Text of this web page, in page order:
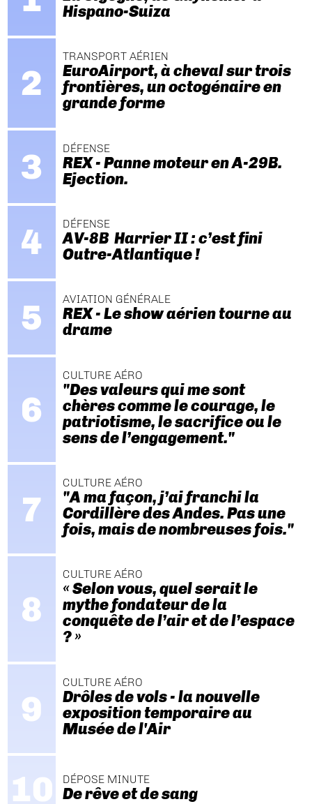
Hispano-Suiza
TRANSPORT AÉRIEN
EuroAirport, à cheval sur trois
frontières, un octogénaire en
grande forme
DÉFENSE
REX - Panne moteur en A-29B.
Ejection.
DÉFENSE
AV-8B Harrier II : c’est fini
Outre-Atlantique !
AVIATION GÉNÉRALE
REX - Le show aérien tourne au
drame
CULTURE AÉRO
"Des valeurs qui me sont
chères comme le courage, le
patriotisme, le sacrifice ou le
sens de l’engagement."
CULTURE AÉRO
"A ma façon, j’ai franchi la
Cordillère des Andes. Pas une
fois, mais de nombreuses fois."
CULTURE AÉRO
« Selon vous, quel serait le
mythe fondateur de la
conquête de l’air et de l’espace
? »
CULTURE AÉRO
Drôles de vols - la nouvelle
exposition temporaire au
Musée de l'Air
DÉPOSE MINUTE
De rêve et de sang